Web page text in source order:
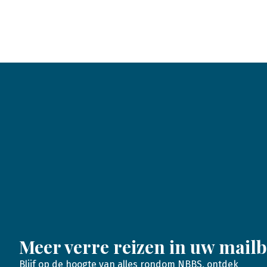
Meer verre reizen in uw
Blijf op de hoogte van alles rondom NBBS, ontdek